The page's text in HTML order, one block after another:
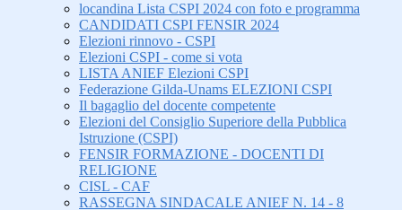
locandina Lista CSPI 2024 con foto e programma
CANDIDATI CSPI FENSIR 2024
Elezioni rinnovo - CSPI
Elezioni CSPI - come si vota
LISTA ANIEF Elezioni CSPI
Federazione Gilda-Unams ELEZIONI CSPI
Il bagaglio del docente competente
Elezioni del Consiglio Superiore della Pubblica
Istruzione (CSPI)
FENSIR FORMAZIONE - DOCENTI DI
RELIGIONE
CISL - CAF
RASSEGNA SINDACALE ANIEF N. 14 - 8